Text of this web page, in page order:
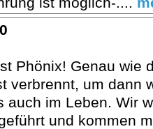
Phönix! Genau wie
verbrennt, um dann
auch im Leben. Wir
und kommen